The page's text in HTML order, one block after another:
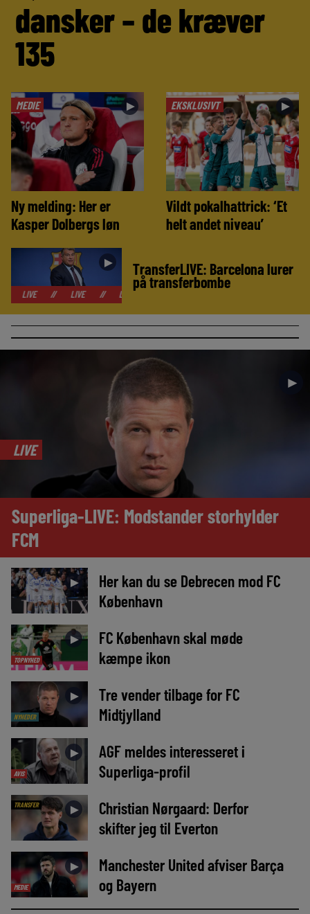
dansker – de kræver
135
MEDIE ►
Ny melding: Her er
Kasper Dolbergs løn
EKSKLUSIVT ►
Vildt pokalhattrick: ‘Et
helt andet niveau’
►
LIVE // LIVE // LIVE
TransferLIVE: Barcelona lurer
på transferbombe
►
LIVE
Superliga-LIVE: Modstander storhylder
FCM
►
Her kan du se Debrecen mod FC
København
TOPNYHED
►
FC København skal møde
kæmpe ikon
NYHEDER
►
Tre vender tilbage for FC
Midtjylland
AVIS
►
AGF meldes interesseret i
Superliga-profil
TRANSFER ►
Christian Nørgaard: Derfor
skifter jeg til Everton
MEDIE
►
Manchester United afviser Barça
og Bayern